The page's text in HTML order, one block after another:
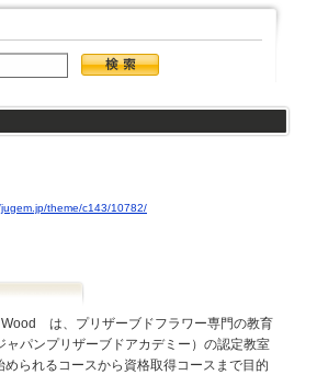
theme/c143/10782/
は、プリザーブドフラワー専門の教育
ャパンプリザーブドアカデミー）の認定教室
られるコースから資格取得コースまで目的